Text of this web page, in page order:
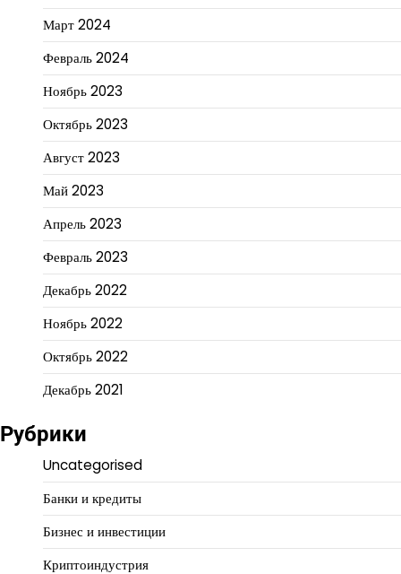
Март 2024
Февраль 2024
Ноябрь 2023
Октябрь 2023
Август 2023
Май 2023
Апрель 2023
Февраль 2023
Декабрь 2022
Ноябрь 2022
Октябрь 2022
Декабрь 2021
Рубрики
Uncategorised
Банки и кредиты
Бизнес и инвестиции
Криптоиндустрия